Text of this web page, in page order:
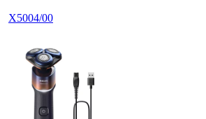
X5004/00